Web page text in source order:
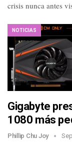
crisis nunca antes
NOTICIAS
Gigabyte
1080 más
Phillip Chu Joy